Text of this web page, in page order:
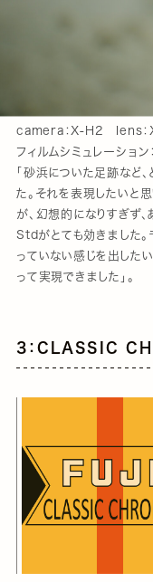
camera：X-H2 lens
フィルムシミュレーショ
「砂浜についた足跡など
た。それを表現したいと
が、幻想的になりすぎず
Stdがとても効きました。
っていない感じを出した
って実現できました」。
3：CLASSIC